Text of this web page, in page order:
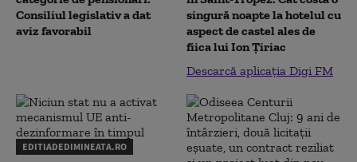
Consiliul legislativ a dat
aviz favorabil
singură noapte la hotelul cu
aspect de castel ales de
fiica lui Ion Țiriac
Descarcă aplicația Digi FM
EDITIADEDIMINEATA.RO